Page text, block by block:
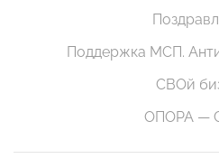
Поддержка МСП.
СВОй
ОПОРА —